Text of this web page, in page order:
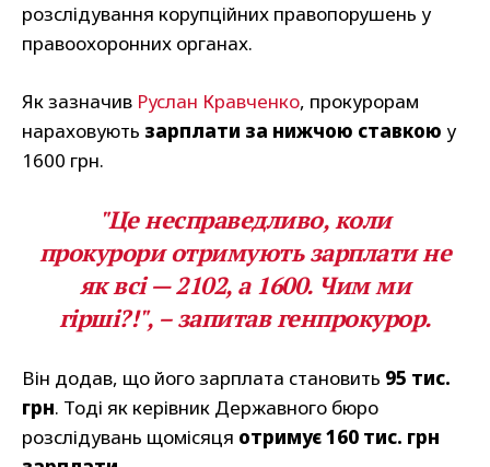
розслідування корупційних правопорушень у
правоохоронних органах.
Як зазначив Руслан Кравченко, прокурорам
нараховують зарплати за нижчою ставкою у
1600 грн.
"Це несправедливо, коли
прокурори отримують зарплати не
як всі — 2102, а 1600. Чим ми
гірші?!", – запитав генпрокурор.
Він додав, що його зарплата становить 95 тис.
грн. Тоді як керівник Державного бюро
розслідувань щомісяця отримує 160 тис. грн